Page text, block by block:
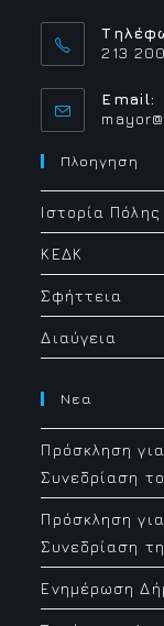
213
Email:
Πλοηγηση
Ιστορία Πόλης
ΚΕΔΚ
Σφήττεια
Διαύγεια
Νεα
Πρόσκληση
Συνεδρίαση
Πρόσκληση
Συνεδρίαση
Ενημέρωση